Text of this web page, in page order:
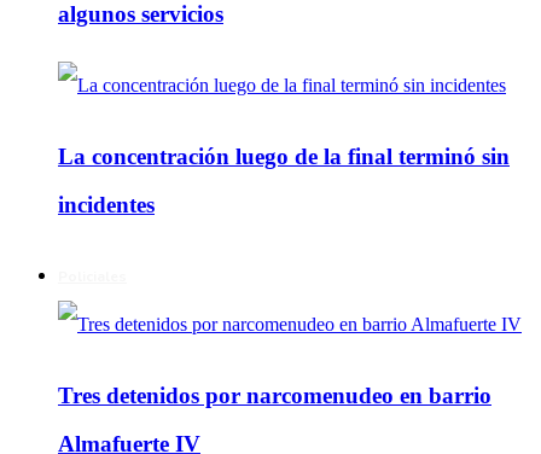
algunos servicios
La concentración luego de la final terminó sin
incidentes
Tres detenidos por narcomenudeo en barrio
Almafuerte IV